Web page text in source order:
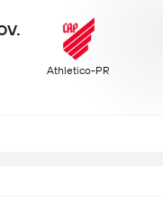
Athletico-PR